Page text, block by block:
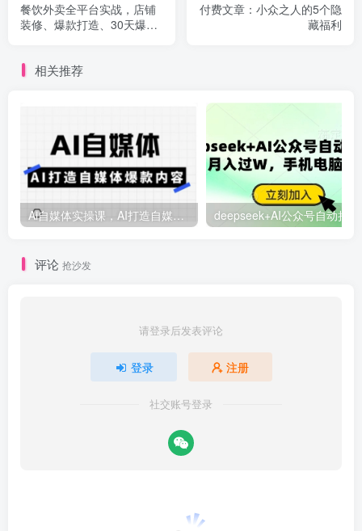
餐饮外卖全平台实战，店铺
装修、爆款打造、30天爆
付费文章：小众之人的5个隐
藏福利
相关推荐
Ai自媒体实操课，AI打造自媒体爆款内容
评论 抢沙发
请登录后发表评论
登录 注册
社交账号登录